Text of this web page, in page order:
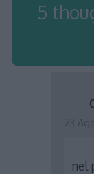
5
nel